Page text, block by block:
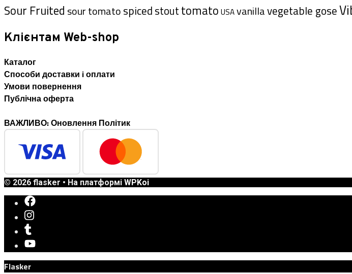
Sour Fruited sour tomatospicedstouttomato USAvanillavegetable gose
Клієнтам Web-shop
Каталог
Способи доставки i оплати
Умови повернення
Публічна оферта
ВАЖЛИВО: Оновлення Політик
© 2026 flasker • На платформі WPKoi
Flasker